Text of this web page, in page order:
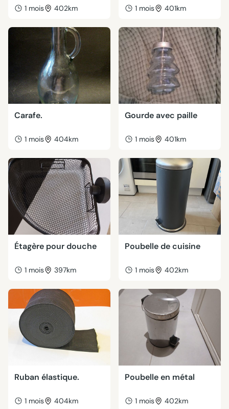
1 mois 402km 1 mois 401km
Carafe.
1 mois 404km
Gourde avec paille
1 mois 401km
Étagère pour douche
1 mois 397km
Poubelle de cuisine
1 mois 402km
Ruban élastique.
1 mois 404km
Poubelle en métal
1 mois 402km